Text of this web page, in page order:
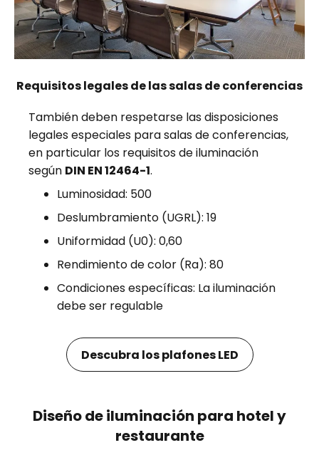
Requisitos legales de las salas de conferencias
También deben respetarse las disposiciones
legales especiales para salas de conferencias,
en particular los requisitos de iluminación
según DIN EN 12464-1.
Luminosidad: 500
Deslumbramiento (UGRL): 19
Uniformidad (U0): 0,60
Rendimiento de color (Ra): 80
Condiciones específicas: La iluminación
debe ser regulable
Descubra los plafones LED
Diseño de iluminación para hotel y
restaurante